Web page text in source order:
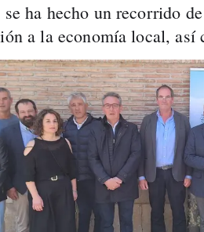
se ha hecho un recorrido
a la economía local, así